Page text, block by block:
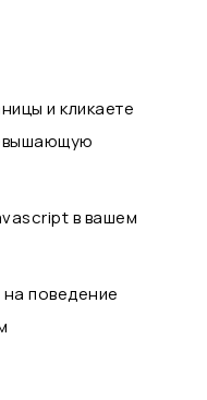
и кликаете
в вашем
поведение